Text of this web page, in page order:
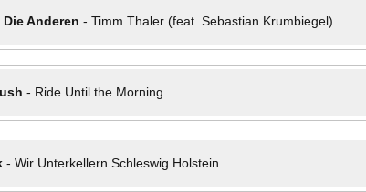
Anderen - Timm Thaler (feat. Sebastian Krumbiegel)
- Ride Until the Morning
- Wir Unterkellern Schleswig Holstein